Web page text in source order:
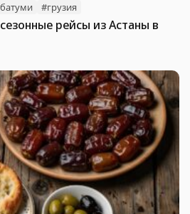
#грузия
рейсы из Астаны в